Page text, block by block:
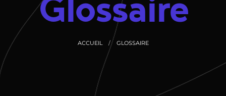
Glossaire
ACCUEIL GLOSSAIRE